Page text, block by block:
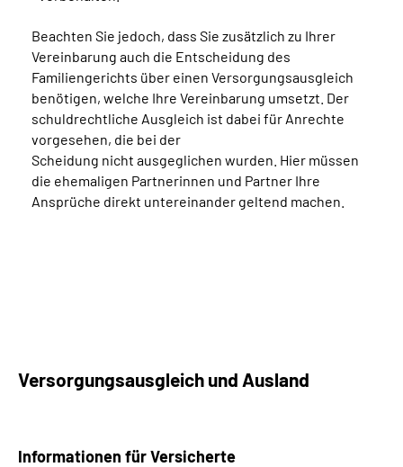
Beachten Sie jedoch, dass Sie zusätzlich zu Ihrer
Vereinbarung auch die Entscheidung des
Familiengerichts über einen Versorgungsausgleich
benötigen, welche Ihre Vereinbarung umsetzt. Der
schuldrechtliche Ausgleich ist dabei für Anrechte
vorgesehen, die bei der
Scheidung nicht ausgeglichen wurden. Hier müssen
die ehemaligen Partnerinnen und Partner Ihre
Ansprüche direkt untereinander geltend machen.
Versorgungsausgleich und Ausland
Informationen für Versicherte